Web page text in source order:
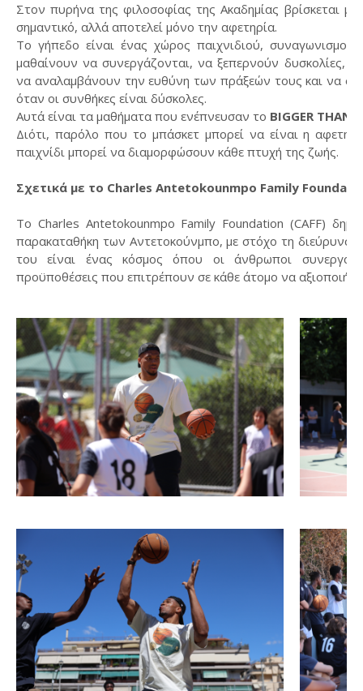
Στον πυρήνα της φιλοσοφίας της Ακαδημίας βρίσκεται
σημαντικό, αλλά αποτελεί μόνο την αφετηρία.
Το γήπεδο είναι ένας χώρος παιχνιδιού, συναγωνισμού
μαθαίνουν να συνεργάζονται, να ξεπερνούν δυσκολίες,
να αναλαμβάνουν την ευθύνη των πράξεών τους και να
όταν οι συνθήκες είναι δύσκολες.
Αυτά είναι τα μαθήματα που ενέπνευσαν το BIGGER THAN
Διότι, παρόλο που το μπάσκετ μπορεί να είναι η
παιχνίδι μπορεί να διαμορφώσουν κάθε πτυχή της ζωής.
Σχετικά με το Charles Antetokounmpo Family
Το Charles Antetokounmpo Family Foundation (CAFF)
παρακαταθήκη των Αντετοκούνμπο, με στόχο τη
του είναι ένας κόσμος όπου οι άνθρωποι
προϋποθέσεις που επιτρέπουν σε κάθε άτομο να